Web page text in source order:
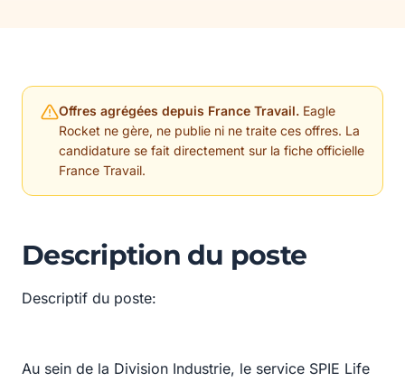
Offres agrégées depuis France Travail. Eagle
Rocket ne gère, ne publie ni ne traite ces offres. La
candidature se fait directement sur la fiche officielle
France Travail.
Description du poste
Descriptif du poste:
Au sein de la Division Industrie, le service SPIE Life